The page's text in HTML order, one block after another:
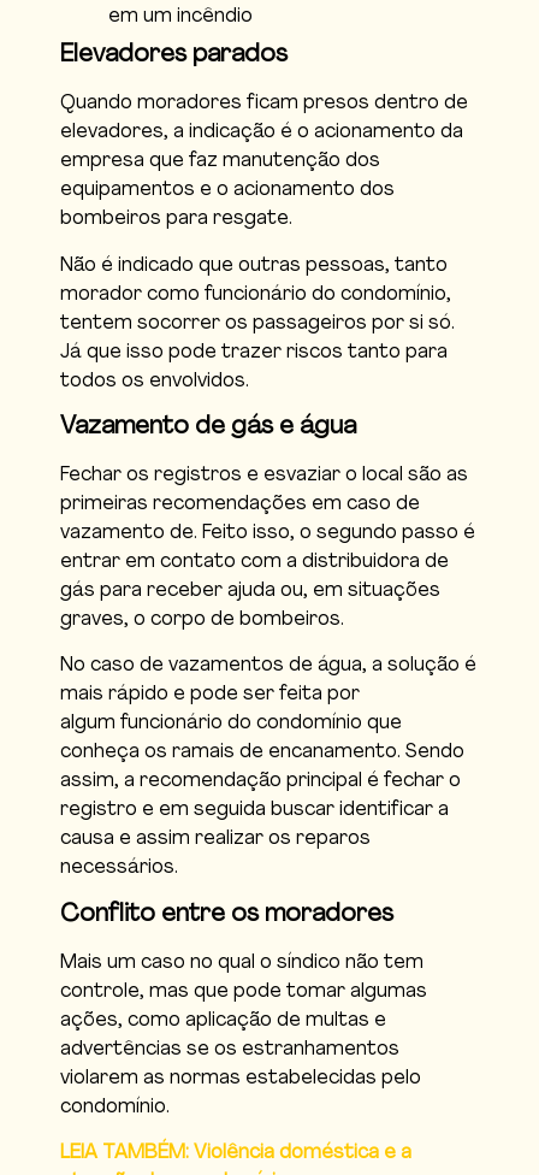
em um incêndio
Elevadores parados
Quando moradores ficam presos dentro de
elevadores, a indicação é o acionamento da
empresa que faz manutenção dos
equipamentos e o acionamento dos
bombeiros para resgate.
Não é indicado que outras pessoas, tanto
morador como funcionário do condomínio,
tentem socorrer os passageiros por si só.
Já que isso pode trazer riscos tanto para
todos os envolvidos.
Vazamento de gás e água
Fechar os registros e esvaziar o local são as
primeiras recomendações em caso de
vazamento de. Feito isso, o segundo passo é
entrar em contato com a distribuidora de
gás para receber ajuda ou, em situações
graves, o corpo de bombeiros.
No caso de vazamentos de água, a solução é
mais rápido e pode ser feita por
algum funcionário do condomínio que
conheça os ramais de encanamento. Sendo
assim, a recomendação principal é fechar o
registro e em seguida buscar identificar a
causa e assim realizar os reparos
necessários.
Conflito entre os moradores
Mais um caso no qual o síndico não tem
controle, mas que pode tomar algumas
ações, como aplicação de multas e
advertências se os estranhamentos
violarem as normas estabelecidas pelo
condomínio.
LEIA TAMBÉM: Violência doméstica e a